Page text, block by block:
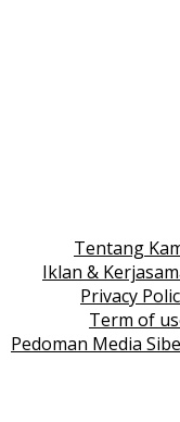
Tentang
Iklan &
Privacy
Term of
Pedoman Media